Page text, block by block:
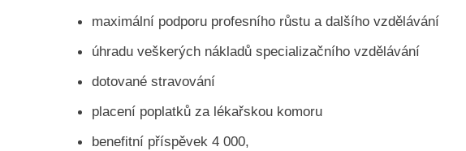
maximální podporu profesního růstu a dalšího vzdělávání
úhradu veškerých nákladů specializačního vzdělávání
dotované stravování
placení poplatků za lékařskou komoru
benefitní příspěvek 4 000,